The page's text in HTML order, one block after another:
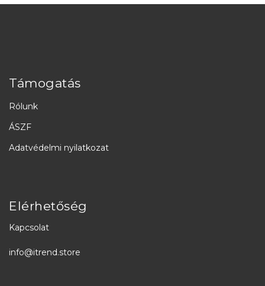
Támogatás
Rólunk
ÁSZF
Adatvédelmi nyilatkozat
Elérhetőség
Kapcsolat
info@itrend.store